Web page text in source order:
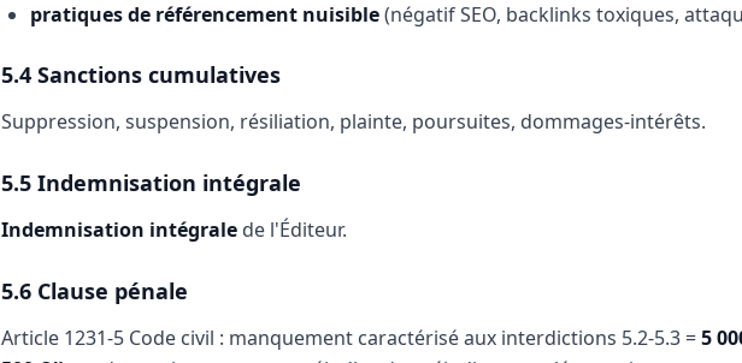
pratiques de référencement nuisible(négatif SEO, backlinks toxiques,
5.4 Sanctions cumulatives
Suppression, suspension, résiliation, plainte, poursuites, dommages-intérêts.
5.5 Indemnisation intégrale
Indemnisation intégrale de l'Éditeur.
5.6 Clause pénale
Article 1231-5 Code civil : manquement caractérisé aux interdictions 5.2-5.3 =5